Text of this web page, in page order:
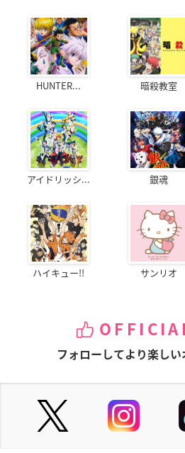
HUNTER... 暗殺教室
アイドリッシ... 銀魂
ハイキュー!! サンリオ
フォローしてより楽しい